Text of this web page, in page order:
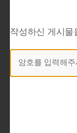
작성하신 게시물